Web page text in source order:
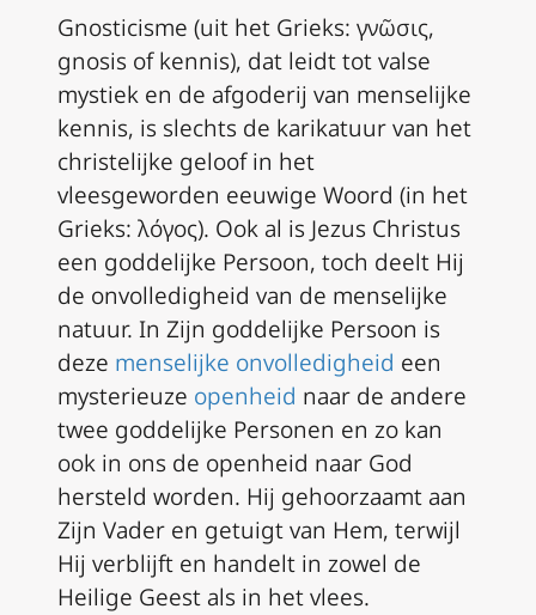
Gnosticisme (uit het Grieks: γνῶσις,
gnosis of kennis), dat leidt tot valse
mystiek en de afgoderij van menselijke
kennis, is slechts de karikatuur van het
christelijke geloof in het
vleesgeworden eeuwige Woord (in het
Grieks: λόγος). Ook al is Jezus Christus
een goddelijke Persoon, toch deelt Hij
de onvolledigheid van de menselijke
natuur. In Zijn goddelijke Persoon is
deze menselijke onvolledigheid een
mysterieuze openheid naar de andere
twee goddelijke Personen en zo kan
ook in ons de openheid naar God
hersteld worden. Hij gehoorzaamt aan
Zijn Vader en getuigt van Hem, terwijl
Hij verblijft en handelt in zowel de
Heilige Geest als in het vlees.